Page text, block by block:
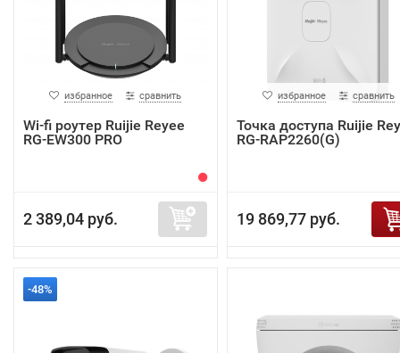
избранное сравнить
Wi-fi роутер Ruijie Reyee
RG-EW300 PRO
2 389,04 руб.
избранное сравнить
Точка доступа Ruijie
RG-RAP2260(G)
19 869,77 руб.
-48%